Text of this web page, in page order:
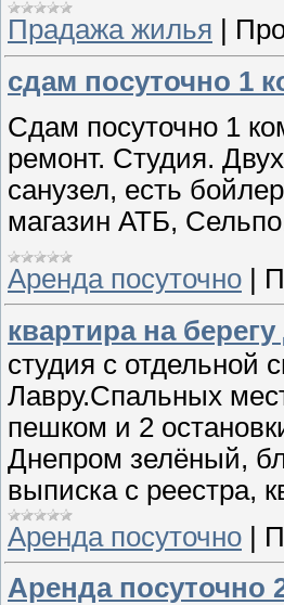
Прадажа жилья
сдам посуточно 1
Сдам посуточно 1
ремонт. Студия.
санузел, есть
магазин АТБ,
Аренда посуточно
квартира на
студия с отдельной
Лавру.Спальных
пешком и 2
Днепром зелёный,
выписка с реестра,
Аренда посуточно |
Аренда посуточно